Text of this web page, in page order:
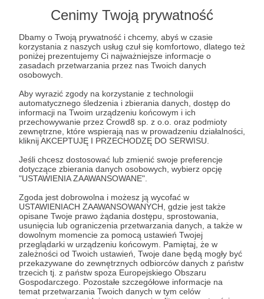
Cenimy Twoją prywatność
Dbamy o Twoją prywatność i chcemy, abyś w czasie
korzystania z naszych usług czuł się komfortowo, dlatego też
poniżej prezentujemy Ci najważniejsze informacje o
zasadach przetwarzania przez nas Twoich danych
osobowych.
Aby wyrazić zgody na korzystanie z technologii
automatycznego śledzenia i zbierania danych, dostęp do
informacji na Twoim urządzeniu końcowym i ich
przechowywanie przez Crowd8 sp. z o.o. oraz podmioty
zewnętrzne, które wspierają nas w prowadzeniu działalności,
kliknij AKCEPTUJĘ I PRZECHODZĘ DO SERWISU.
Jeśli chcesz dostosować lub zmienić swoje preferencje
dotyczące zbierania danych osobowych, wybierz opcję
"USTAWIENIA ZAAWANSOWANE".
Zgoda jest dobrowolna i możesz ją wycofać w
USTAWIENIACH ZAAWANSOWANYCH, gdzie jest także
opisane Twoje prawo żądania dostępu, sprostowania,
usunięcia lub ograniczenia przetwarzania danych, a także w
dowolnym momencie za pomocą ustawień Twojej
przeglądarki w urządzeniu końcowym. Pamiętaj, że w
zależności od Twoich ustawień, Twoje dane będą mogły być
przekazywane do zewnętrznych odbiorców danych z państw
trzecich tj. z państw spoza Europejskiego Obszaru
Gospodarczego. Pozostałe szczegółowe informacje na
temat przetwarzania Twoich danych w tym celów
Post dostępny tylko dla Patronów
Zostań Patronem
Zaloguj się
#FotoKARTA #archiwum #rośliny #fotografia
Udostępnij
Fundacja Ośrodka KARTA
Zobacz profil autora